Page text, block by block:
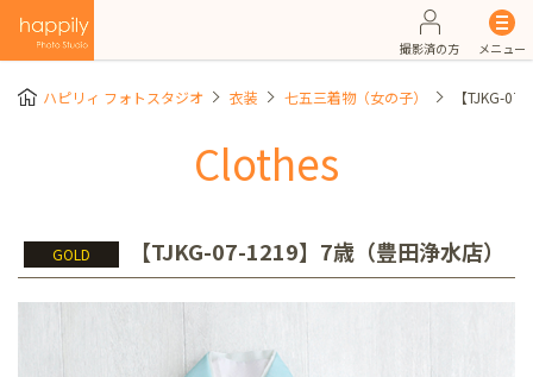
撮影済の方 メニュー
ハピリィ フォトスタジオ 衣装 七五三着物（女の子） 【TJKG-
Clothes
GOLD 【TJKG-07-1219】7歳（豊田浄水店）